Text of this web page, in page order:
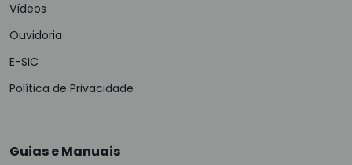
Vídeos
Ouvidoria
E-SIC
Política de Privacidade
Guias e Manuais